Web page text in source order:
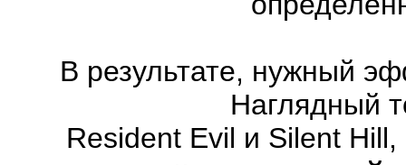
В результате, нужный
Наглядный
Resident Evil и Silent